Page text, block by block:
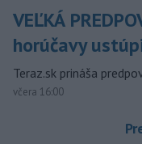
VEĽKÁ
horúčavy
Teraz.sk prináša
včera 16:00